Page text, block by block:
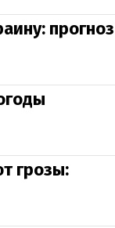
прогноз
грозы: